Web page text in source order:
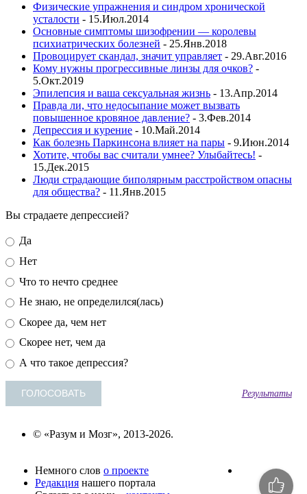
Физические упражнения и синдром хронической
усталости - 15.Июл.2014
Основные симптомы шизофрении — королевы
психиатрических болезней - 25.Янв.2018
Провоцирует скандал, значит управляет - 29.Авг.2016
Кому нужны прогрессивные линзы для очков? -
5.Окт.2019
Эпилепсия и ваша сексуальная жизнь - 13.Апр.2014
Правда ли, что недосыпание может вызвать
повышенное кровяное давление? - 3.Фев.2014
Депрессия и курение - 10.Май.2014
Как болезнь Паркинсона влияет на пары - 9.Июн.2014
Хотите, чтобы вас считали умнее? Улыбайтесь! -
15.Дек.2015
Люди страдающие биполярным расстройством опасны
для общества? - 11.Янв.2015
Вы страдаете депрессией?
Да
Нет
Что то нечто среднее
Не знаю, не определился(лась)
Скорее да, чем нет
Скорее нет, чем да
А что такое депрессия?
Результаты
© «Разум и Мозг», 2013-2026.
Немного слов о проекте
Редакция нашего портала